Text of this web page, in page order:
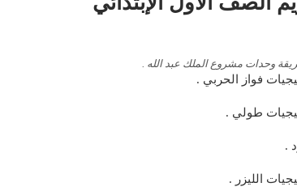
وحدات مشروع الملك عبد الله .
فواز الحربي .
طولي .
.
الليزر .